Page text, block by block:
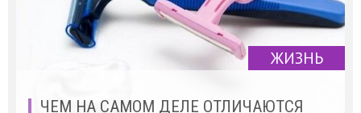
ЖИЗНЬ
ЧЕМ НА САМОМ ДЕЛЕ ОТЛИЧАЮТСЯ